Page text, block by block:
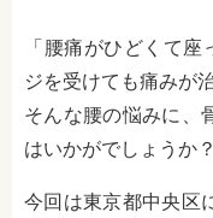
「腰痛がひどくて
ジを受けても痛みが
そんな腰の悩みに、
はいかがでしょうか？
今回は東京都中央区